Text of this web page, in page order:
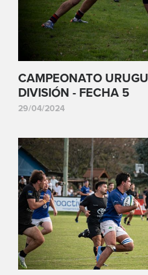
CAMPEONATO
DIVISIÓN - FECHA 5
29/04/2024